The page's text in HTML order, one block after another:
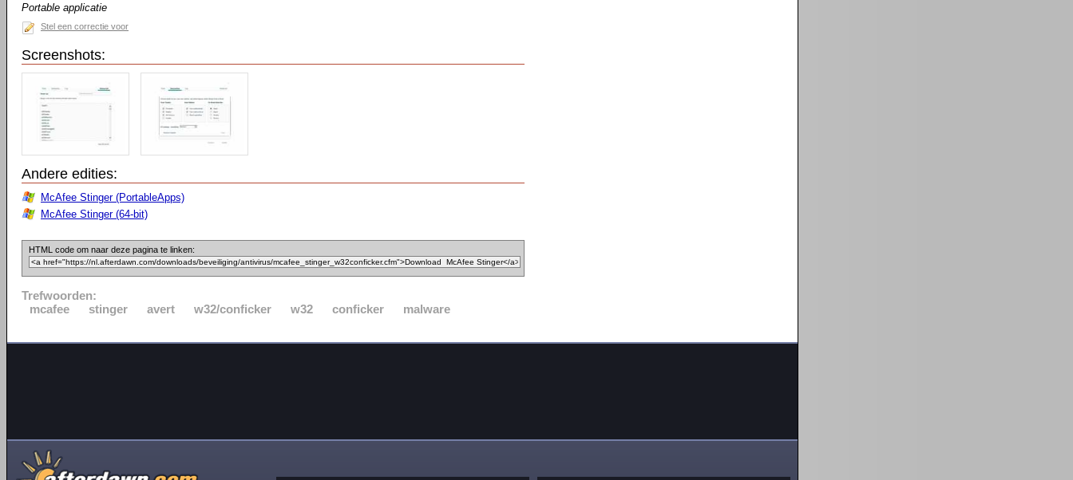
Portable applicatie
Stel een correctie voor
Screenshots:
Andere edities:
McAfee Stinger (PortableApps)
McAfee Stinger (64-bit)
HTML code om naar deze pagina te linken:
Trefwoorden:
mcafee
stinger avert w32/conficker w32 conficker malware